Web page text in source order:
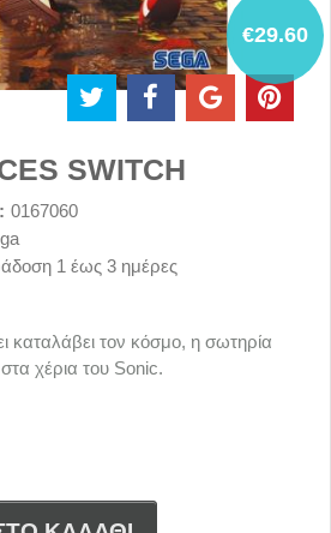
€29.60
SWITCH
0167060
1 έως 3 ημέρες
καταλάβει τον κόσμο, η σωτηρία
χέρια του Sonic.